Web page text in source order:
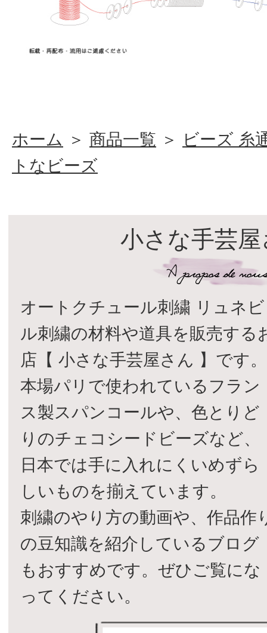
ホーム ＞ 商品一覧 ＞
ビーズ 糸
トなビーズ
小さな手芸
オートクチュール刺繍 リュネビ
ル刺繍の材料や道具を販売する
店【 小さな手芸屋さん 】です。
本場パリで使われているフラン
ス製スパンコールや、色とりど
りのチェコシードビーズなど、
日本では手に入れにくいめずら
しいものを揃えています。
刺繍のやり方の動画や、作品作
の豆知識を紹介しているブログ
もおすすめです。ぜひご覧にな
ってください。